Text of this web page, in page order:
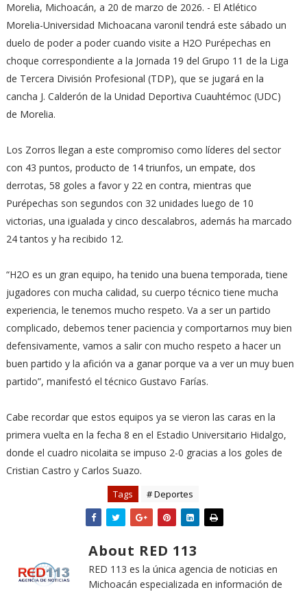
Morelia, Michoacán, a 20 de marzo de 2026. - El Atlético
Morelia-Universidad Michoacana varonil tendrá este sábado un
duelo de poder a poder cuando visite a H2O Purépechas en
choque correspondiente a la Jornada 19 del Grupo 11 de la Liga
de Tercera División Profesional (TDP), que se jugará en la
cancha J. Calderón de la Unidad Deportiva Cuauhtémoc (UDC)
de Morelia.
Los Zorros llegan a este compromiso como líderes del sector
con 43 puntos, producto de 14 triunfos, un empate, dos
derrotas, 58 goles a favor y 22 en contra, mientras que
Purépechas son segundos con 32 unidades luego de 10
victorias, una igualada y cinco descalabros, además ha marcado
24 tantos y ha recibido 12.
“H2O es un gran equipo, ha tenido una buena temporada, tiene
jugadores con mucha calidad, su cuerpo técnico tiene mucha
experiencia, le tenemos mucho respeto. Va a ser un partido
complicado, debemos tener paciencia y comportarnos muy bien
defensivamente, vamos a salir con mucho respeto a hacer un
buen partido y la afición va a ganar porque va a ver un muy buen
partido”, manifestó el técnico Gustavo Farías.
Cabe recordar que estos equipos ya se vieron las caras en la
primera vuelta en la fecha 8 en el Estadio Universitario Hidalgo,
donde el cuadro nicolaita se impuso 2-0 gracias a los goles de
Cristian Castro y Carlos Suazo.
Tags # Deportes
About RED 113
RED 113 es la única agencia de noticias en
Michoacán especializada en información de